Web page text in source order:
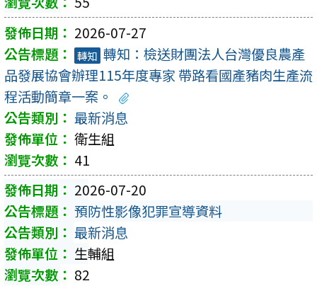
2026-07-27
轉知 轉知：檢送財團法人台灣優良農產
品發展協會辦理115年度專家 帶路看國產豬肉生產流
程活動簡章一案。
最新消息
衛生組
41
2026-07-20
預防性影像犯罪宣導資料
最新消息
生輔組
82